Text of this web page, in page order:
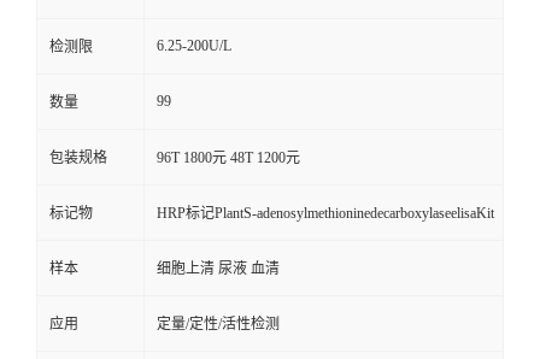
检测限 6.25-200U/L
数量 99
包装规格 96T 1800元 48T 1200元
标记物 HRP标记PlantS-adenosylmethioninedecarboxylaseelisaKit
样本 细胞上清 尿液 血清
应用 定量/定性/活性检测